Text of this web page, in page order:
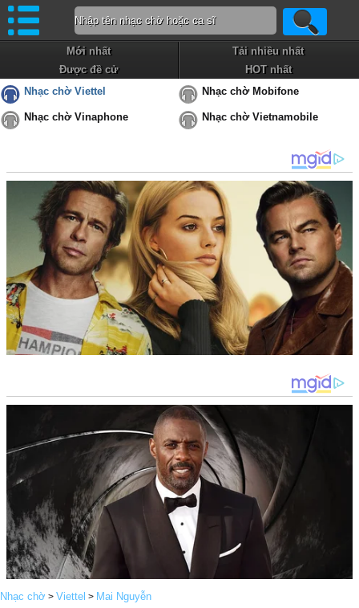
Mới nhất
Tải nhiều nhất
Được đề cử
HOT nhất
Nhạc chờ Viettel
Nhạc chờ Mobifone
Nhạc chờ Vinaphone Nhạc chờ Vietnamobile
Nhạc chờ > Viettel > Mai Nguyễn